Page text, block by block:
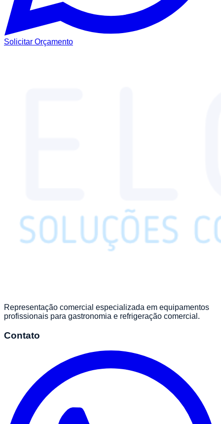
Solicitar Orçamento
Representação comercial especializada em equipamentos
profissionais para gastronomia e refrigeração comercial.
Contato